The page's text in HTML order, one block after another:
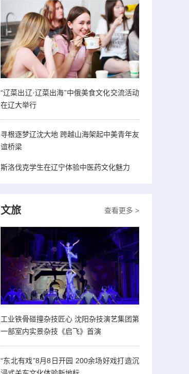
“辽菜出辽·辽菜出海”中俄美食文化交流活动
在辽大举行
寻根逐梦辽沈大地 跨越山海架起中美青年友
谊桥梁
斯洛伐克学生在辽宁体验中医药文化魅力
查看更多 >
文旅
工业铁骨碰撞杂技匠心 沈阳杂技演艺集团第
一部室内实景杂技《启飞》首演
“东北有戏”8月8日开园 200余场好戏打造沉